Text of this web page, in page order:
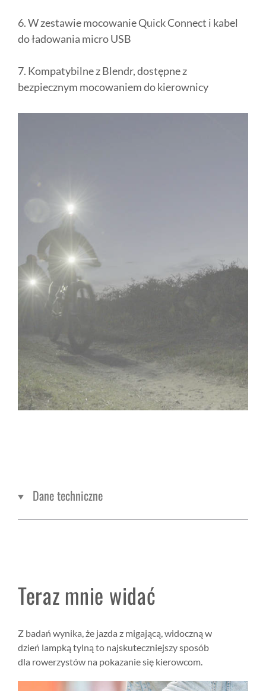
6. W zestawie mocowanie Quick Connect i kabel
do ładowania micro USB
7. Kompatybilne z Blendr, dostępne z
bezpiecznym mocowaniem do kierownicy
Dane techniczne
Teraz mnie widać
Z badań wynika, że jazda z migającą, widoczną w
dzień lampką tylną to najskuteczniejszy sposób
dla rowerzystów na pokazanie się kierowcom.